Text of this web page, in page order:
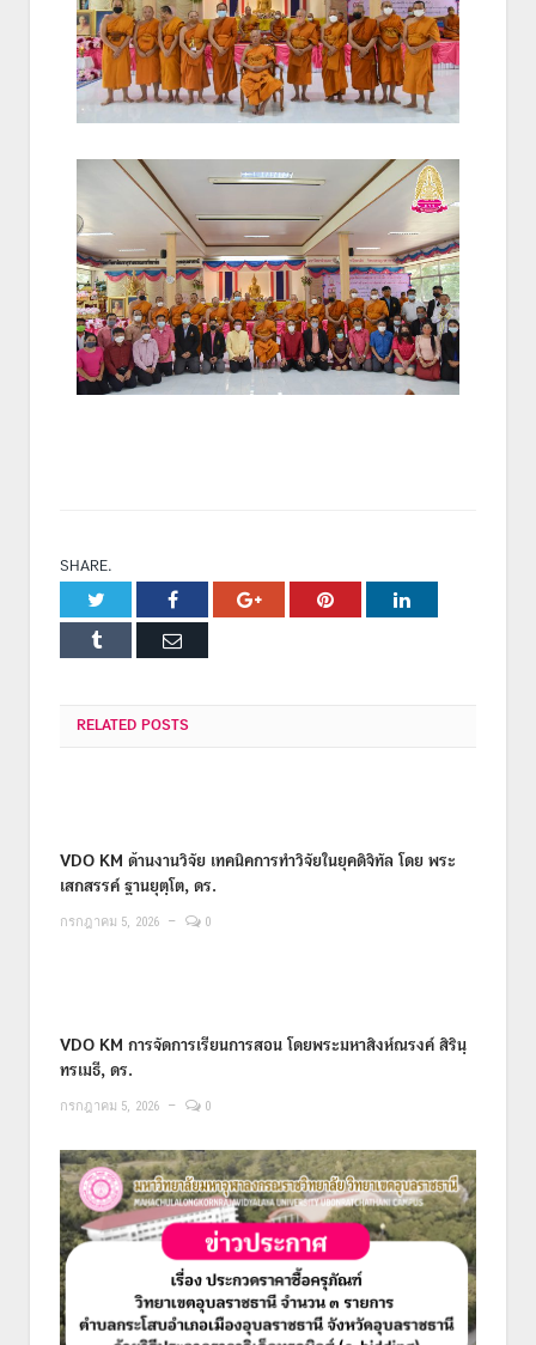
SHARE.
Twitter Facebook Google+ Pinterest LinkedIn
Tumblr Email
RELATED POSTS
VDO KM ด้านงานวิจัย เทคนิคการทำวิจัยในยุคดิจิทัล โดย พระ
เสกสรรค์ ฐานยุตฺโต, ดร.
กรกฎาคม 5, 2026 0
VDO KM การจัดการเรียนการสอน โดยพระมหาสิงห์ณรงค์ สิรินฺ
ทรเมธี, ดร.
กรกฎาคม 5, 2026 0